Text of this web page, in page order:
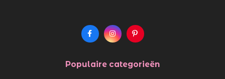
Populaire categorieën